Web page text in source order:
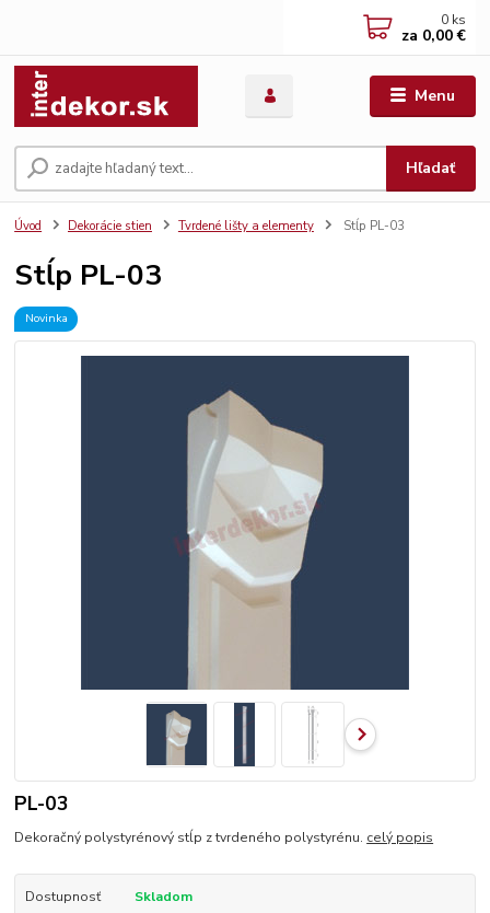
Menu
Hľadať
0 ks
za 0,00 €
Úvod Dekorácie stien Tvrdené lišty a elementy Stĺp PL-03
Stĺp PL-03
Novinka
PL-03
Dekoračný polystyrénový stĺp z tvrdeného polystyrénu. celý popis
Dostupnosť Skladom